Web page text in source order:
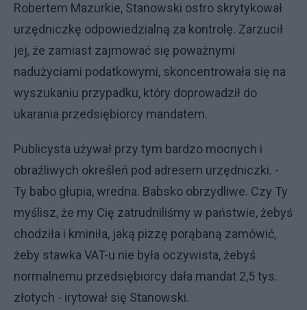
Robertem Mazurkie, Stanowski ostro skrytykował
urzędniczkę odpowiedzialną za kontrolę. Zarzucił
jej, że zamiast zajmować się poważnymi
nadużyciami podatkowymi, skoncentrowała się na
wyszukaniu przypadku, który doprowadził do
ukarania przedsiębiorcy mandatem.
Publicysta używał przy tym bardzo mocnych i
obraźliwych określeń pod adresem urzędniczki. -
Ty babo głupia, wredna. Babsko obrzydliwe. Czy Ty
myślisz, że my Cię zatrudniliśmy w państwie, żebyś
chodziła i kminiła, jaką pizzę porąbaną zamówić,
żeby stawka VAT-u nie była oczywista, żebyś
normalnemu przedsiębiorcy dała mandat 2,5 tys.
złotych - irytował się Stanowski.